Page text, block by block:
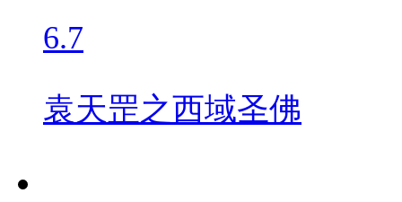
6.7
袁天罡之西域圣佛